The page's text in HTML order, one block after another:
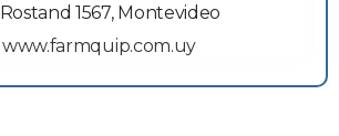
Rostand 1567, Montevideo
www.farmquip.com.uy